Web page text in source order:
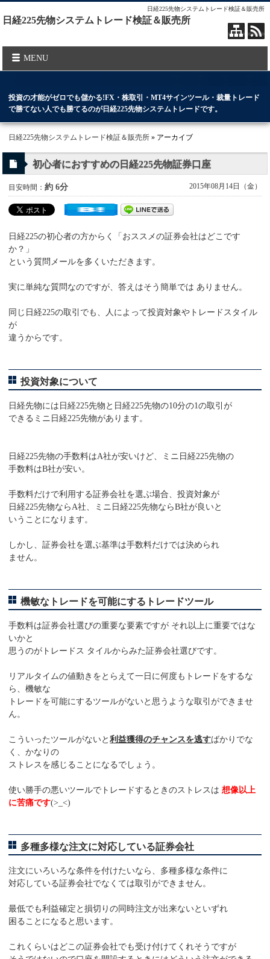
日経225先物システムトレード検証＆販売所
日経225先物システムトレード検証＆販売所
MENU
投資の才能がゼロでも儲かる!FX・株取引・MT4サインツール・裁量トレード
で勝てない人でも勝てるのが日経225先物システムトレードです。
日経225先物システムトレード検証＆販売所 » アーカイブ
初心者におすすめの日経225先物証券口座
目安時間：約 6分 2015年08月14日（金）
日経225の初心者の方からく「おススメの証券会社はどこです
か？」
という質問メールを多くいただきます。
実に単純な質問なのですが、答えはそう簡単では ありません。
同じ日経225の取引でも、人によって投資対象やトレードスタイル
が
違うからです。
投資対象について
日経先物には日経225先物と日経225先物の10分の1の取引が
できるミニ日経225先物があります。
日経225先物の手数料はA社が安いけど、ミニ日経225先物の
手数料はB社が安い。
手数料だけで利用する証券会社を選ぶ場合、投資対象が
日経225先物ならA社、ミニ日経225先物ならB社が良いと
いうことになります。
しかし、証券会社を選ぶ基準は手数料だけでは決められ
ません。
機敏なトレードを可能にするトレードツール
手数料は証券会社選びの重要な要素ですが それ以上に重要ではな
いかと
思うのがトレードス タイルからみた証券会社選びです。
リアルタイムの値動きをとらえて一日に何度もトレードをするな
ら、機敏な
トレードを可能にするツールがないと思うような取引ができませ
ん。
こういったツールがないと利益獲得のチャンスを逃すばかりでな
く、かなりの
ストレスを感じることになるでしょう。
使い勝手の悪いツールでトレードするときのストレスは想像以上
に苦痛です(>_<)
多種多様な注文に対応している証券会社
注文にいろいろな条件を付けたいなら、多種多様な条件に
対応している証券会社でなくては取引ができません。
最低でも利益確定と損切りの同時注文が出来ないといずれ
困ることになると思います。
これくらいはどこの証券会社でも受け付けてくれそうですが